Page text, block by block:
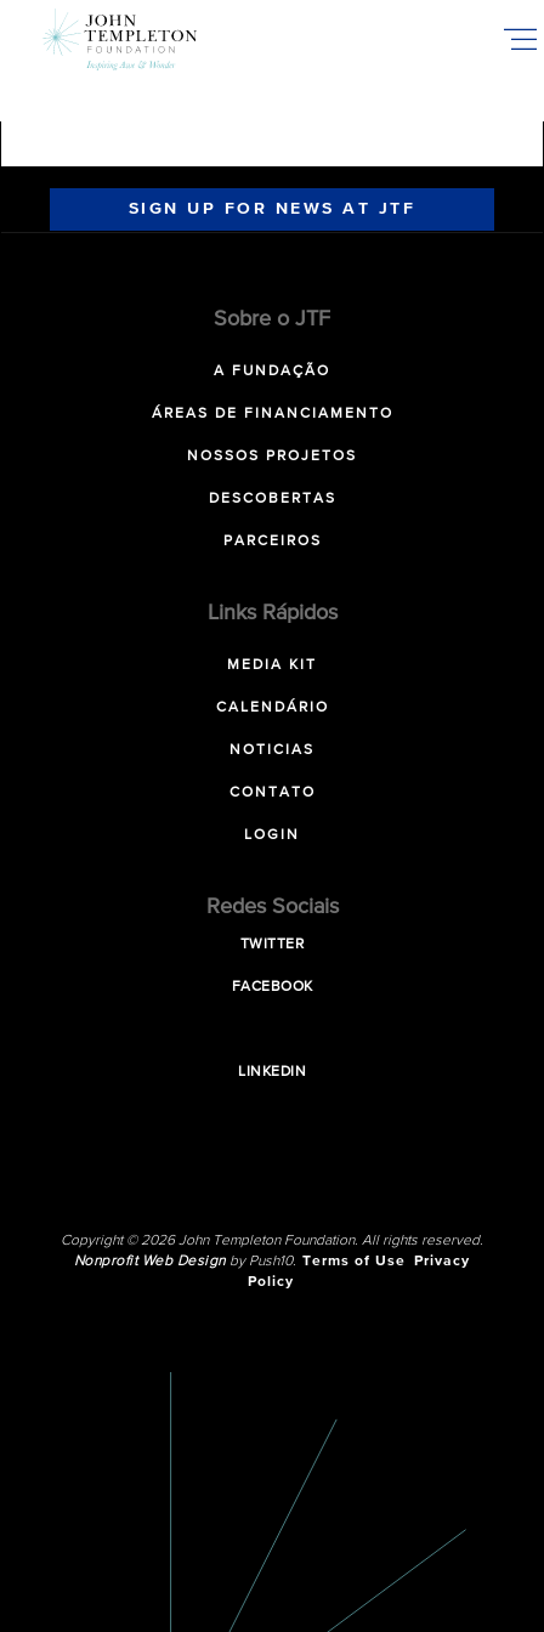
SIGN UP FOR NEWS AT JTF
Sobre o JTF
A FUNDAÇÃO
ÁREAS DE FINANCIAMENTO
NOSSOS PROJETOS
DESCOBERTAS
PARCEIROS
Links Rápidos
MEDIA KIT
CALENDÁRIO
NOTICIAS
CONTATO
LOGIN
Redes Sociais
TWITTER
FACEBOOK
LINKEDIN
Copyright © 2026 John Templeton Foundation. All rights reserved.
Nonprofit Web Designby Push10. Terms of Use
Privacy
Policy